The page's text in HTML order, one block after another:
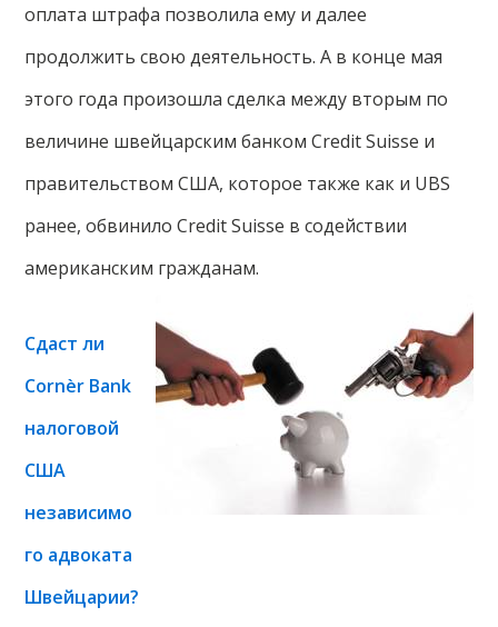
оплата штрафа позволила ему и далее
продолжить свою деятельность. А в конце мая
этого года произошла сделка между вторым по
величине швейцарским банком Credit Suisse и
правительством США, которое также как и UBS
ранее, обвинило Credit Suisse в содействии
американским гражданам.
Сдаст ли
Cornèr Bank
налоговой
США
независимо
го адвоката
Швейцарии?